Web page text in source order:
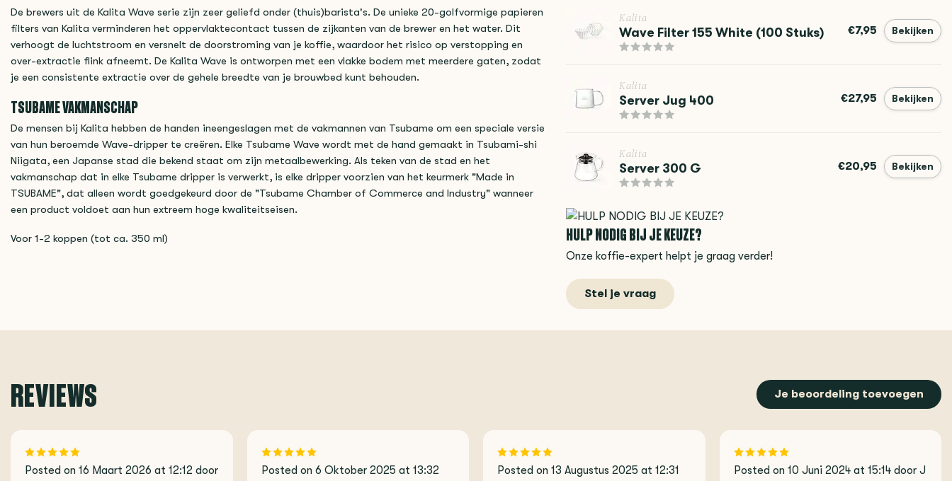
De brewers uit de Kalita Wave serie zijn zeer geliefd onder (thuis)barista's. De unieke 20-golfvormige papieren
filters van Kalita verminderen het oppervlaktecontact tussen de zijkanten van de brewer en het water. Dit
verhoogt de luchtstroom en versnelt de doorstroming van je koffie, waardoor het risico op verstopping en
over-extractie flink afneemt. De Kalita Wave is ontworpen met een vlakke bodem met meerdere gaten, zodat
je een consistente extractie over de gehele breedte van je brouwbed kunt behouden.
TSUBAME VAKMANSCHAP
De mensen bij Kalita hebben de handen ineengeslagen met de vakmannen van Tsubame om een ​​speciale versie
van hun beroemde Wave-dripper te creëren. Elke Tsubame Wave wordt met de hand gemaakt in Tsubami-shi
Niigata, een Japanse stad die bekend staat om zijn metaalbewerking. Als teken van de stad en het
vakmanschap dat in elke Tsubame dripper is verwerkt, is elke dripper voorzien van het keurmerk "Made in
TSUBAME", dat alleen wordt goedgekeurd door de "Tsubame Chamber of Commerce and Industry" wanneer
een product voldoet aan hun extreem hoge kwaliteitseisen.
Voor 1-2 koppen (tot ca. 350 ml)
Kalita
Wave Filter 155 White (100 Stuks) €7,95 Bekijken
Kalita
Server Jug 400 €27,95 Bekijken
Kalita
Server 300 G €20,95 Bekijken
HULP NODIG BIJ JE KEUZE?
Onze koffie-expert helpt je graag verder!
Stel je vraag
REVIEWS Je beoordeling toevoegen
Posted on 16 Maart 2026 at 12:12 door
Posted on 6 Oktober 2025 at 13:32
Posted on 13 Augustus 2025 at 12:31
Posted on 10 Juni 2024 at 15:14 door J